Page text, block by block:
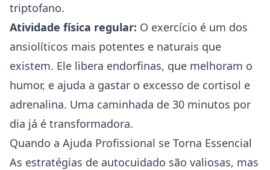
triptofano.
Atividade física regular: O exercício é um dos
ansiolíticos mais potentes e naturais que
existem. Ele libera endorfinas, que melhoram o
humor, e ajuda a gastar o excesso de cortisol e
adrenalina. Uma caminhada de 30 minutos por
dia já é transformadora.
Quando a Ajuda Profissional se Torna Essencial
As estratégias de autocuidado são valiosas, mas